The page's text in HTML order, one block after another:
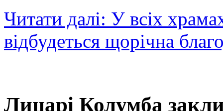
Читати далі: У всіх
відбудеться щорічна
Лицарі Колумба